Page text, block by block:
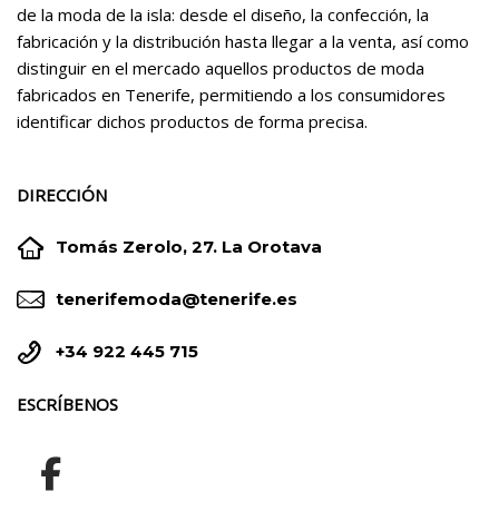
de la moda de la isla: desde el diseño, la confección, la
fabricación y la distribución hasta llegar a la venta, así como
distinguir en el mercado aquellos productos de moda
fabricados en Tenerife, permitiendo a los consumidores
identificar dichos productos de forma precisa.
DIRECCIÓN

 Tomás Zerolo, 27. La Orotava

 tenerifemoda@tenerife.es

 +34 922 445 715
ESCRÍBENOS